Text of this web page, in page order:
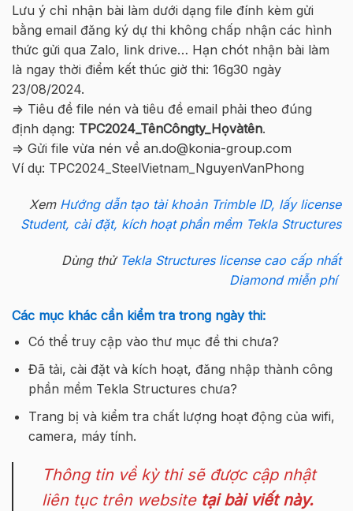
Lưu ý chỉ nhận bài làm dưới dạng file đính kèm gửi
bằng email đăng ký dự thi không chấp nhận các hình
thức gửi qua Zalo, link drive… Hạn chót nhận bài làm
là ngay thời điểm kết thúc giờ thi: 16g30 ngày
23/08/2024.
=> Tiêu đề file nén và tiêu đề email phải theo đúng
định dạng: TPC2024_TênCôngty_Họvàtên.
=> Gửi file vừa nén về an.do@konia-group.com
Ví dụ: TPC2024_SteelVietnam_NguyenVanPhong
Xem Hướng dẫn tạo tài khoản Trimble ID, lấy license
Student, cài đặt, kích hoạt phần mềm Tekla Structures
Dùng thử Tekla Structures license cao cấp nhất
Diamond miễn phí
Các mục khác cần kiểm tra trong ngày thi:
Có thể truy cập vào thư mục đề thi chưa?
Đã tải, cài đặt và kích hoạt, đăng nhập thành công
phần mềm Tekla Structures chưa?
Trang bị và kiểm tra chất lượng hoạt động của wifi,
camera, máy tính.
Thông tin về kỳ thi sẽ được cập nhật
liên tục trên website tại bài viết này.